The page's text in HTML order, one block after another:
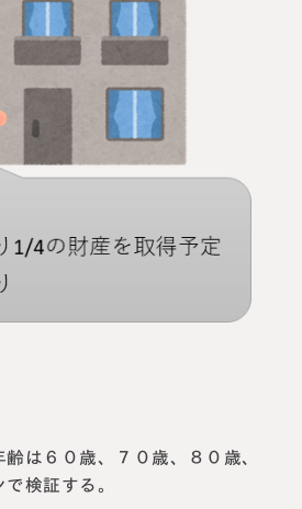
は６０歳、７０歳、８０歳、
検証する。